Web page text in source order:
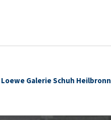
Galerie Schuh Heilbronn